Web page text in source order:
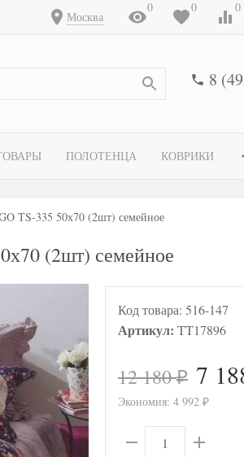
Москва
0 0 0
8
ПОЛОТЕНЦА КОВРИКИ
TS-335 50х70 (2шт) семейное
(2шт) семейное
Код товара: 516-147
Артикул: TT17896
12 180₽ 7
Экономия: 4 992 ₽